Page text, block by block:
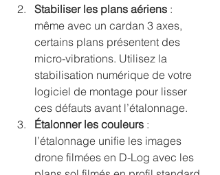
Stabiliser les plans aériens :
même avec un cardan 3 axes,
certains plans présentent des
micro-vibrations. Utilisez la
stabilisation numérique de votre
logiciel de montage pour lisser
ces défauts avant l’étalonnage.
Étalonner les couleurs :
l’étalonnage unifie les images
drone filmées en D-Log avec les